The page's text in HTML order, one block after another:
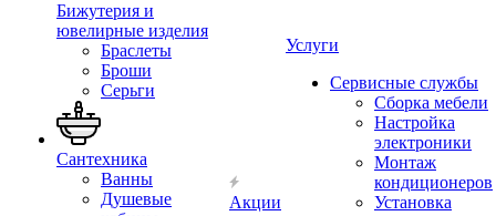
Бижутерия и
ювелирные изделия
Браслеты
Броши
Серьги
Сантехника
Ванны
Душевые
Акции
Услуги
Сервисные службы
Сборка мебели
Настройка
электроники
Монтаж
кондиционеров
Установка